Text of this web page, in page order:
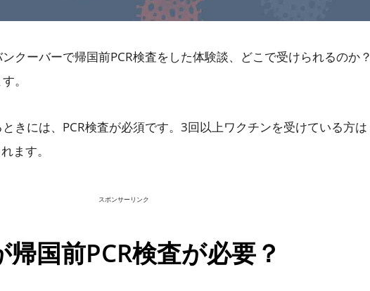
クーバーで帰国前PCR検査をした体験談、どこで受けられるのか？
。
きには、PCR検査が必須です。3回以上ワクチンを受けている方は
ます。
スポンサーリンク
帰国前PCR検査が必要？